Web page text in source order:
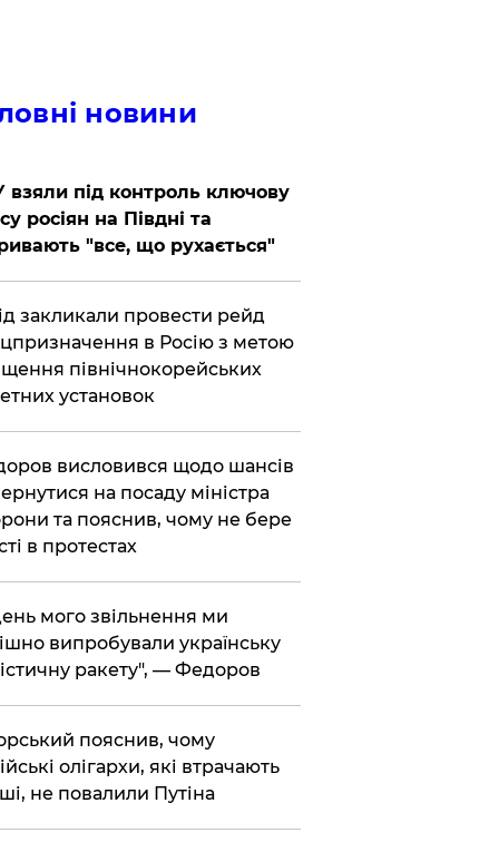
новини
взяли під контроль ключову
росіян на Півдні та
"все, що рухається"
закликали провести рейд
в Росію з метою
північнокорейських
установок
висловився щодо шансів
на посаду міністра
та пояснив, чому не бере
в протестах
мого звільнення ми
випробували українську
ракету", — Федоров
пояснив, чому
олігархи, які втрачають
не повалили Путіна